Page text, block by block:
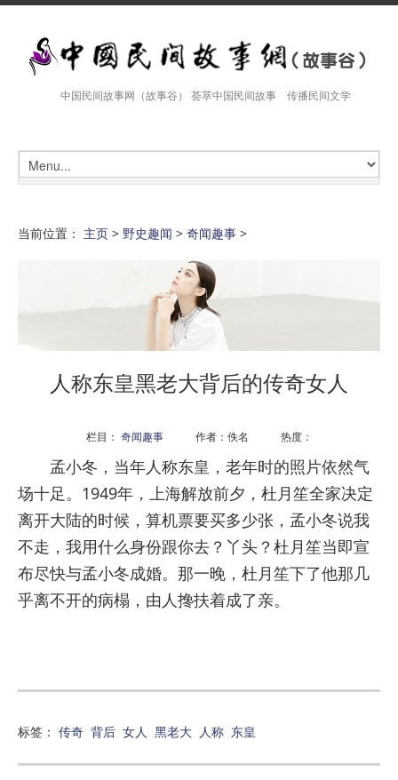
中国民间故事网（故事谷） 荟萃中国民间故事 传播民间文学
当前位置： 主页 > 野史趣闻 > 奇闻趣事 >
人称东皇黑老大背后的传奇女人
栏目： 奇闻趣事作者：佚名 热度：
孟小冬，当年人称东皇，老年时的照片依然气
场十足。1949年，上海解放前夕，杜月笙全家决定
离开大陆的时候，算机票要买多少张，孟小冬说我
不走，我用什么身份跟你去？丫头？杜月笙当即宣
布尽快与孟小冬成婚。那一晚，杜月笙下了他那几
乎离不开的病榻，由人搀扶着成了亲。
标签： 传奇 背后 女人 黑老大 人称 东皇